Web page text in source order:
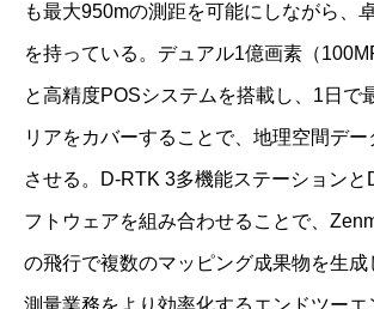
も最大950mの測距を可能にしながら、
を持っている。デュアル1億画素（
と高精度POSシステムを搭載し、1日で
リアをカバーすることで、地理空間デ
させる。D-RTK 3多機能ステーションと
フトウェアを組み合わせることで、
の飛行で複数のマッピング成果物を生成